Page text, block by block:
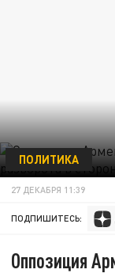
ПОЛИТИКА
27 ДЕКАБРЯ 11:39
ПОДПИШИТЕСЬ:
Оппозиция